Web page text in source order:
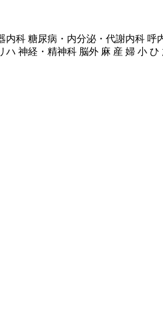
科 糖尿病・内分泌・代謝内科
神経・精神科 脳外 麻 産 婦 小 ひ